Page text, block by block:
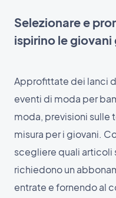
Selezionare e
ispirino le giovani
Approfittate dei lanci
eventi di moda per
moda, previsioni sulle
misura per i giovani.
scegliere quali articoli
richiedono un
entrate e fornendo al